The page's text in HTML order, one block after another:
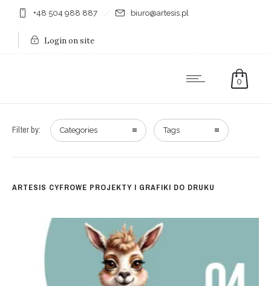
+48 504 988 887 biuro@artesis.pl
Login on site
0
Filter by: Categories Tags
ARTESIS CYFROWE PROJEKTY I GRAFIKI DO DRUKU